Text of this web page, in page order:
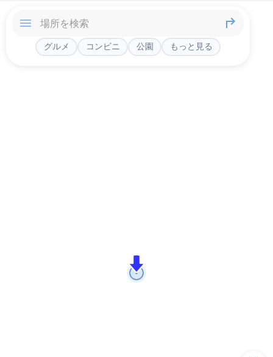
グルメ コンビニ 公園 もっと見る